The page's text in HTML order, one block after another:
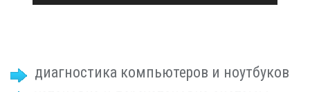
диагностика компьютеров и ноутбуков